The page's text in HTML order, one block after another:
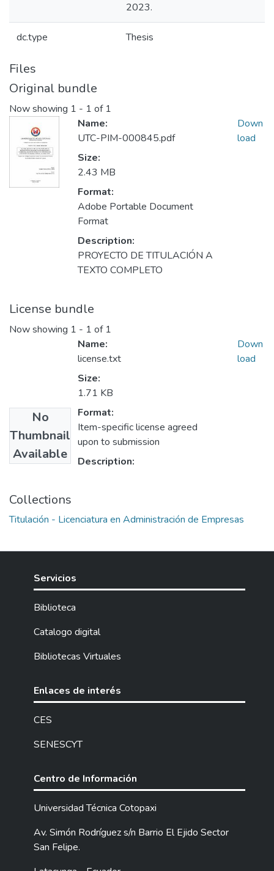
2023.
dc.type Thesis
Files
Original bundle
Now showing 1 - 1 of 1
Name:
UTC-PIM-000845.pdf
Size:
2.43 MB
Format:
Adobe Portable Document
Format
Description:
PROYECTO DE TITULACIÓN A
TEXTO COMPLETO
Down
load
License bundle
Now showing 1 - 1 of 1
No
Thumbnail
Available
Name:
license.txt
Size:
1.71 KB
Format:
Item-specific license agreed
upon to submission
Description:
Down
load
Collections
Titulación - Licenciatura en Administración de Empresas
Servicios
Biblioteca
Catalogo digital
Bibliotecas Virtuales
Enlaces de interés
CES
SENESCYT
Centro de Información
Universidad Técnica Cotopaxi
Av. Simón Rodríguez s/n Barrio El Ejido Sector
San Felipe.